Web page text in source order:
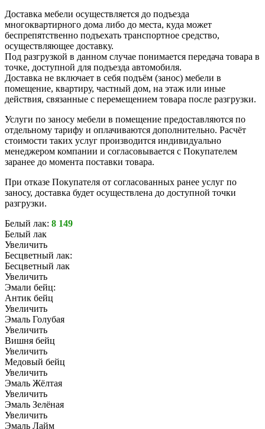
Доставка мебели осуществляется до подъезда
многоквартирного дома либо до места, куда может
беспрепятственно подъехать транспортное средство,
осуществляющее доставку.
Под разгрузкой в данном случае понимается передача товара в
точке, доступной для подъезда автомобиля.
Доставка не включает в себя подъём (занос) мебели в
помещение, квартиру, частный дом, на этаж или иные
действия, связанные с перемещением товара после разгрузки.
Услуги по заносу мебели в помещение предоставляются по
отдельному тарифу и оплачиваются дополнительно. Расчёт
стоимости таких услуг производится индивидуально
менеджером компании и согласовывается с Покупателем
заранее до момента поставки товара.
При отказе Покупателя от согласованных ранее услуг по
заносу, доставка будет осуществлена до доступной точки
разгрузки.
Белый лак: 8 149
Белый лак
Увеличить
Бесцветный лак:
Бесцветный лак
Увеличить
Эмали бейц:
Антик бейц
Увеличить
Эмаль Голубая
Увеличить
Вишня бейц
Увеличить
Медовый бейц
Увеличить
Эмаль Жёлтая
Увеличить
Эмаль Зелёная
Увеличить
Эмаль Лайм